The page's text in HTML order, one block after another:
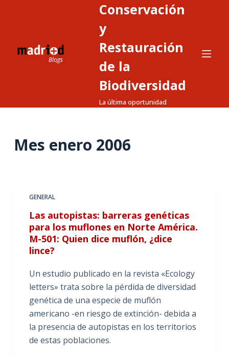
l
Conservación
y
Restauración
de la
Biodiversidad
La última oportunidad
Mes enero 2006
GENERAL
Las autopistas: barreras genéticas
para los muflones en Norte América.
M-501: Quien dice muflón, ¿dice
lince?
Un estudio publicado en la revista «Ecology
letters» trata sobre la pérdida de diversidad
genética de una especie de muflón
americano -en riesgo de extinción- debida a
la presencia de autopistas en los territorios
de estas poblaciones.